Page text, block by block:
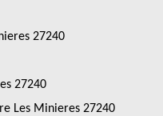
27240
27240
Les Minieres 27240